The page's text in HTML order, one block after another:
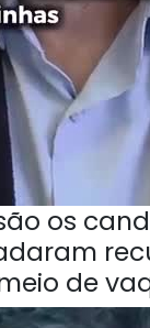
os
de